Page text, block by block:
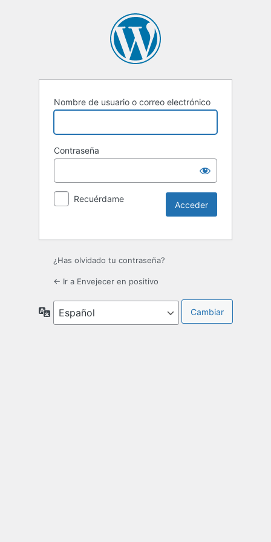
Nombre de usuario o correo electrónico
Contraseña
Recuérdame
¿Has olvidado tu contraseña?
← Ir a Envejecer en positivo
Idioma